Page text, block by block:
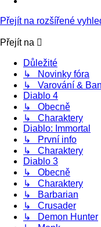
Přejít na rozšířené
Přejít na
Důležité
↳ Novinky fóra
↳ Varování & Ban
Diablo 4
↳ Obecně
↳ Charaktery
Diablo: Immortal
↳ První info
↳ Charaktery
Diablo 3
↳ Obecně
↳ Charaktery
↳ Barbarian
↳ Crusader
↳ Demon Hunter